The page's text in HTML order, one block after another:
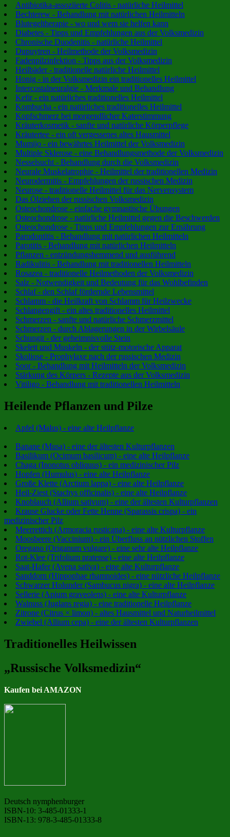
Antibiotika-assoziierte Colitis - natürliche Heilmittel
Bechterew - Behandlung mit natürlichen Heilmitteln
Blutegeltherapie - wo und wem sie helfen kann
Diabetes - Tipps und Empfehlungen aus der Volksmedizin
Chronische Duodenitis - natürliche Heilmittel
Dupuytren - Heilmethode der Volksmedizin
Fadenpilzinfektion - Tipps aus der Volksmedizin
Heilbäder - traditionelle natürliche Heilmittel
Honig - in der Volksmedizin ein traditionelles Heilmittel
Intercostalneuralgie - Merkmale und Behandlung
Kefir - ein natürliches traditionelles Heilmittel
Kombucha - ein natürliches traditionelles Heilmittel
Kopfschmerz bei morgendlicher Katerstimmung
Kräuterkosmetik - sanfte und natürliche Körperpflege
Kräutertee - ein oft vergessenes altes Hausmittel
Mumijo - ein bewährtes Heilmittel der Volksmedizin
Multiple Sklerose - eine Behandlungsmethode der Volksmedizin
Nesselsucht - Behandlung durch die Volksmedizin
Neurale Muskelatrophie - Heilmittel der traditionellen Medizin
Neurodermitis - Empfehlungen der russischen Medizin
Neurose - traditionelle Heilmittel für das Nervensystem
Das Ölziehen der russischen Volksmedizin
Osteochondrose - einfache gymnastische Übungen
Osteochondrose - natürliche Heilmittel gegen die Beschwerden
Osteochondrose - Tipps und Empfehlungen zur Ernährung
Parodontitis - Behandlung mit natürlichen Heilmitteln
Parotitis - Behandlung mit natürlichen Heilmitteln
Pflanzen - entzündungshemmend und ausführend
Radikulitis - Behandlung mit traditionellen Heilmitteln
Rosazea - traditionelle Heilmethoden der Volksmedizin
Salz - Notwendigkeit und Bedeutung für das Wohlbefinden
Schlaf - den Schlaf fördernde Lebensmittel
Schlamm - die Heilkraft von Schlamm für Heilzwecke
Schlangengift - ein altes traditionelles Heilmittel
Schmerzen - sanfte und natürliche Schmerzmittel
Schmerzen - durch Ablagerungen in der Wirbelsäule
Schungit - der geheimnisvolle Stein
Skelett und Muskeln - der stütz-motorische Apparat
Skoliose - Prophylaxe nach der russischen Medizin
Soor - Behandlung mit Heilmitteln der Volksmedizin
Stärkung des Körpers - Rezepte aus der Volksmedizin
Vitiligo - Behandlung mit traditionellen Heilmitteln
Heilende Pflanzen und Pilze
Apfel (Malus) - eine alte Heilpflanze
Banane (Musa) - eine der ältesten Kulturpflanzen
Basilikum (Ocimum basilicum) - eine alte Heilpflanze
Chaga (Inonotus obliquus) - ein medizinischer Pilz
Hopfen (Humulus) - eine alte Heilpflanze
Große Klette (Arctium lappa) - eine alte Heilpflanze
Heil-Ziest (Stachys officinalis) - eine alte Heilpflanze
Knoblauch (Allium sativum) - eine der ältesten Kulturpflanzen
Krause Glucke oder Fette Henne (Sparassis crispa) - ein
medizinischer Pilz
Meerrettich (Armoracia rusticana) - eine alte Kulturpflanze
Moosbeere (Vaccinium) - ein Überfluss an nützlichen Stoffen
Oregano (Origanum vulgare) - eine sehr alte Heilpflanze
Rot-Klee (Trifolium pratense) - eine alte Heilpflanze
Saat-Hafer (Avena sativa) - eine alte Kulturpflanze
Sanddorn (Hippophae rhamnoides) - eine nützliche Heilpflanze
Schwarzer Holunder (Sambucus nigra) - eine alte Heilpflanze
Sellerie (Apium graveolens) - eine alte Kulturpflanze
Walnuss (Juglans regia) - eine traditionelle Heilpflanze
Zitrone (Citrus × limon) - altes Hausmittel und Naturheilmittel
Zwiebel (Allium cepa) - eine der ältesten Kulturpflanzen
Traditionelles Heilwissen
„Russische Volksmedizin“
Kaufen bei AMAZON
Deutsch nymphenburger
ISBN-10: 3-485-01333-1
ISBN-13: 978-3-485-01333-8